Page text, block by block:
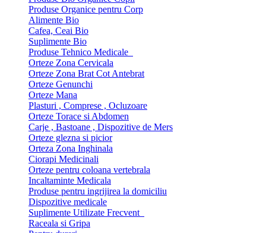
Produse Organice pentru Corp
Alimente Bio
Cafea, Ceai Bio
Suplimente Bio
Produse Tehnico Medicale
Orteze Zona Cervicala
Orteze Zona Brat Cot Antebrat
Orteze Genunchi
Orteze Mana
Plasturi , Comprese , Ocluzoare
Orteze Torace si Abdomen
Carje , Bastoane , Dispozitive de Mers
Orteze glezna si picior
Orteza Zona Inghinala
Ciorapi Medicinali
Orteze pentru coloana vertebrala
Incaltaminte Medicala
Produse pentru ingrijirea la domiciliu
Dispozitive medicale
Suplimente Utilizate Frecvent
Raceala si Gripa